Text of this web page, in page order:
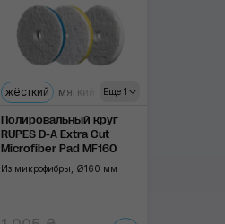
Еще 1
жёсткий мягкий ультрамягкий
Полировальный круг
RUPES D-A Extra Cut
Microfiber Pad MF160
Из микрофибры, Ø160 мм